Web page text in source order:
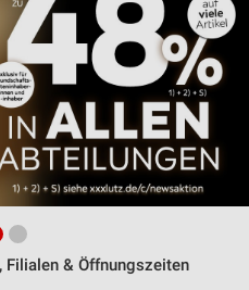
Filialen & Öffnungszeiten